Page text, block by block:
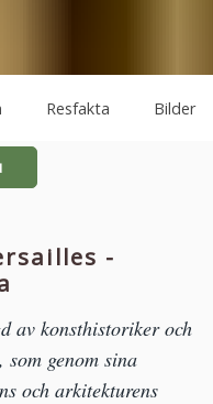
Resfakta Bilder
-
av konsthistoriker och
genom sina
och arkitekturens